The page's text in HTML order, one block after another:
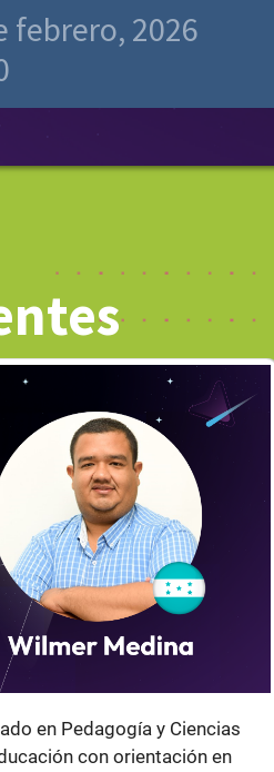
febrero, 2026
en Pedagogía y Ciencias
con orientación en